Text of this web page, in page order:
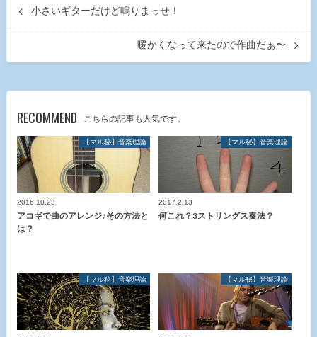
小さいギターだけど鳴りまっせ！
暖かくなって来たので作曲だぁ〜
RECOMMEND こちらの記事も人気です。
【マル秘】音楽理論
2016.10.23
アコギで曲のアレンジ♪その方法と
は？
【マル秘】音楽理論
2017.2.13
何これ？3ストリングス奏法？
【マル秘】音楽理論 【マル秘】音楽理論